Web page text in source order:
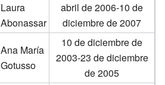
Laura
Abonassar
abril de 2006-10 de
diciembre de 2007
Ana María
Gotusso
10 de diciembre de
2003-23 de diciembre
de 2005